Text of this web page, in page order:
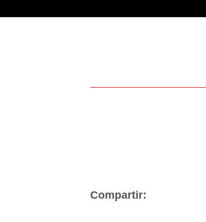
Compartir: